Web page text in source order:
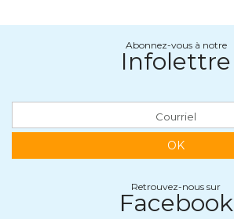
Abonnez-vous à notre
Infolettre
OK
Retrouvez-nous sur
Facebook